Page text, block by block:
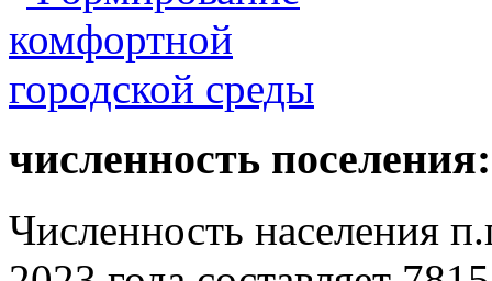
численность поселения:
Численность населения